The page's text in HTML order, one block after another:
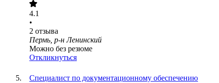
4.1
•
2 отзыва
Пермь, р-н Ленинский
Можно без резюме
Откликнуться
Специалист по документационному обеспечению